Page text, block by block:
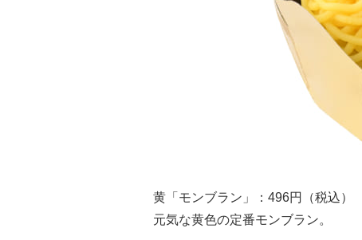
黄「モンブラン」：496円（税込）
元気な黄色の定番モンブラン。